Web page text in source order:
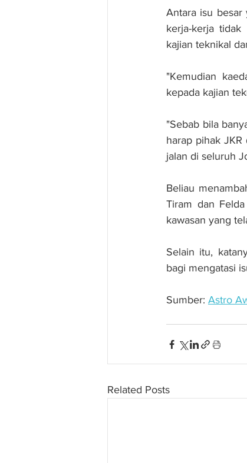
Antara isu besar
kerja-kerja
kajian teknikal
"Kemudian
kepada kajian
"Sebab bila
harap pihak
jalan di seluruh
Beliau
Tiram dan
kawasan yang
Selain itu,
bagi mengatasi
Sumber: Astro
Related Posts